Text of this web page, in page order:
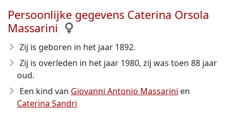
Persoonlijke gegevens Caterina Orsola
Massarini
Zij is geboren in het jaar 1892.
Zij is overleden in het jaar 1980, zij was toen 88 jaar
oud.
Een kind van Giovanni Antonio Massarini en
Caterina Sandri